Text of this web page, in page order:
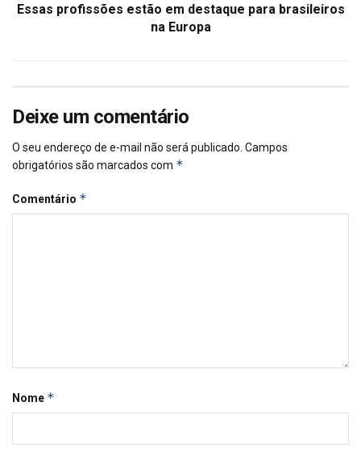
Essas profissões estão em destaque para brasileiros
na Europa
Deixe um comentário
O seu endereço de e-mail não será publicado. Campos
obrigatórios são marcados com *
Comentário *
Nome *